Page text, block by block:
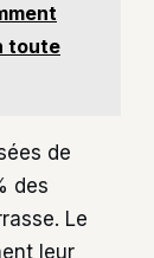
toute
de
des
Le
leur